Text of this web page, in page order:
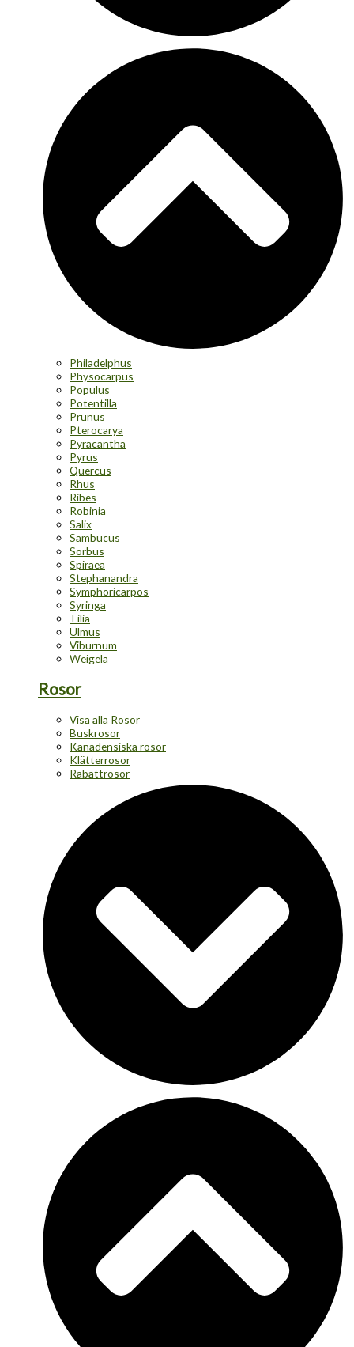
Philadelphus
Physocarpus
Populus
Potentilla
Prunus
Pterocarya
Pyracantha
Pyrus
Quercus
Rhus
Ribes
Robinia
Salix
Sambucus
Sorbus
Spiraea
Stephanandra
Symphoricarpos
Syringa
Tilia
Ulmus
Viburnum
Weigela
Rosor
Visa alla Rosor
Buskrosor
Kanadensiska rosor
Klätterrosor
Rabattrosor